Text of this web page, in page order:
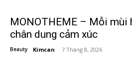
MONOTHEME – Mỗi mùi
chân dung cảm xúc
Beauty Kimcan - 7 Tháng 8, 2026